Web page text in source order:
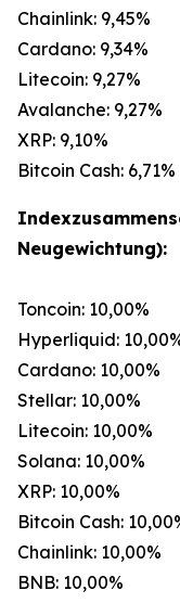
Chainlink: 9,45%
Cardano: 9,34%
Litecoin: 9,27%
Avalanche: 9,27%
XRP: 9,10%
Bitcoin Cash: 6,71%
Neugewichtung):
Toncoin: 10,00%
Hyperliquid:
Cardano: 10,00%
Stellar: 10,00%
Litecoin: 10,00%
Solana: 10,00%
XRP: 10,00%
Bitcoin Cash:
Chainlink: 10,00%
BNB: 10,00%